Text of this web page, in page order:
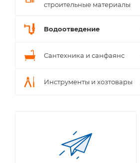
строительные материалы
Водоотведение
Сантехника и санфаянс
Инструменты и хозтовары